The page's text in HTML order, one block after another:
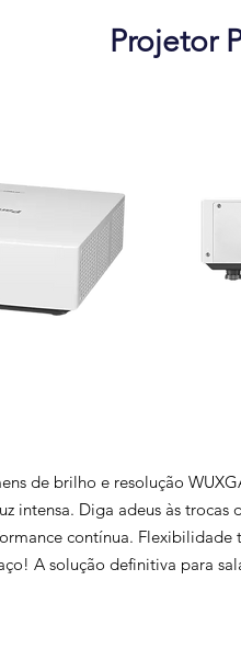
Projetor
de brilho e resolução
intensa. Diga adeus às
contínua.
A solução definitiva para